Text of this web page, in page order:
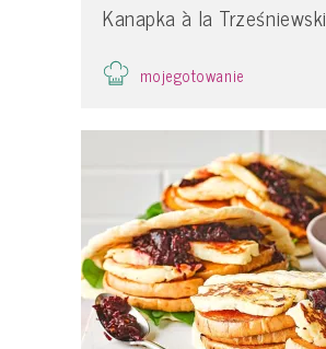
Kanapka à la Trześniewski
mojegotowanie